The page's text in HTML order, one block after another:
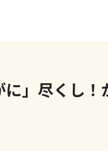
」尽くし